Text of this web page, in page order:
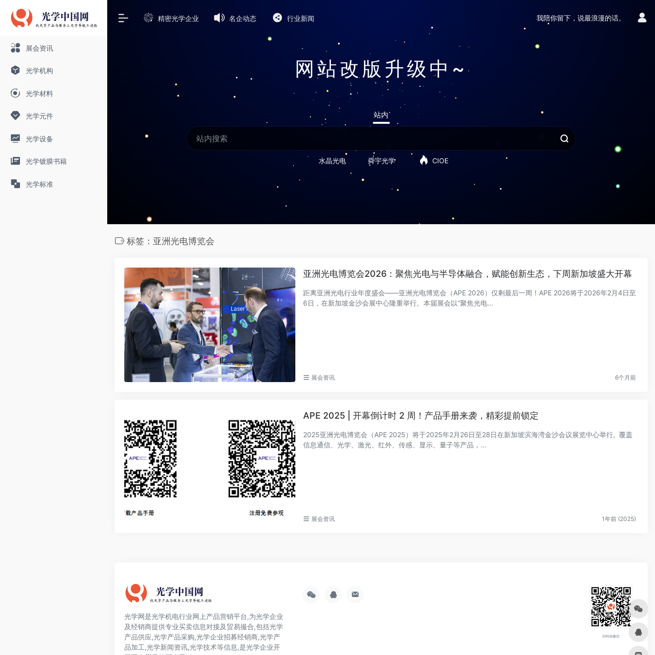
展会资讯
光学机构
光学材料
光学元件
光学设备
光学镀膜书籍
光学标准
精密光学企业 名企动态 行业新闻 我陪你留下，说最浪漫的话。
网站改版升级中~
站内
水晶光电 舜宇光学 CIOE
标签：亚洲光电博览会
亚洲光电博览会2026：聚焦光电与半导体融合，赋能创新生态，下周新加坡盛大开幕
距离亚洲光电行业年度盛会——亚洲光电博览会（APE 2026）仅剩最后一周！APE 2026将于2026年2月4日至
6日，在新加坡金沙会展中心隆重举行。本届展会以“聚焦光电...
展会资讯 6个月前
APE 2025 | 开幕倒计时 2 周！产品手册来袭，精彩提前锁定
2025亚洲光电博览会（APE 2025）将于2025年2月26日至28日在新加坡滨海湾金沙会议展览中心举行, 覆盖
信息通信、光学、激光、红外、传感、显示、量子等产品，...
展会资讯 1年前 (2025)
光学网是光学机电行业网上产品营销平台,为光学企业
及经销商提供专业买卖信息对接及贸易撮合,包括光学
产品供应,光学产品采购,光学企业招募经销商,光学产
品加工,光学新闻资讯,光学技术等信息,是光学企业开
扫码加微信